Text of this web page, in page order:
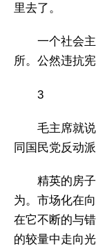
里去了。
一个社会
所。公然违抗
3
毛主席就
同国民党反动
精英的房
为。市场化在
在它不断的与
的较量中走向光